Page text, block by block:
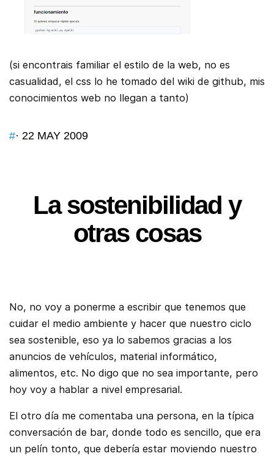
(si encontrais familiar el estilo de la web, no es
casualidad, el css lo he tomado del wiki de github, mis
conocimientos web no llegan a tanto)
#· 22 MAY 2009
La sostenibilidad y
otras cosas
No, no voy a ponerme a escribir que tenemos que
cuidar el medio ambiente y hacer que nuestro ciclo
sea sostenible, eso ya lo sabemos gracias a los
anuncios de vehículos, material informático,
alimentos, etc. No digo que no sea importante, pero
hoy voy a hablar a nivel empresarial.
El otro día me comentaba una persona, en la típica
conversación de bar, donde todo es sencillo, que era
un pelín tonto, que debería estar moviendo nuestro